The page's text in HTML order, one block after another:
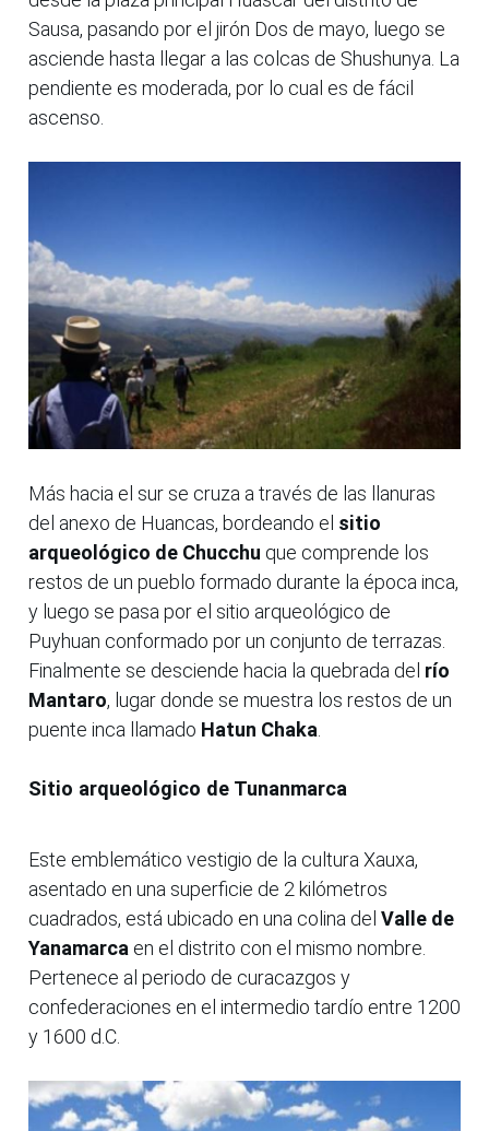
Sausa, pasando por el jirón Dos de mayo, luego se
asciende hasta llegar a las colcas de Shushunya. La
pendiente es moderada, por lo cual es de fácil
ascenso.
Más hacia el sur se cruza a través de las llanuras
del anexo de Huancas, bordeando el sitio
arqueológico de Chucchu que comprende los
restos de un pueblo formado durante la época inca,
y luego se pasa por el sitio arqueológico de
Puyhuan conformado por un conjunto de terrazas.
Finalmente se desciende hacia la quebrada del río
Mantaro, lugar donde se muestra los restos de un
puente inca llamado Hatun Chaka.
Sitio arqueológico de Tunanmarca
Este emblemático vestigio de la cultura Xauxa,
asentado en una superficie de 2 kilómetros
cuadrados, está ubicado en una colina del Valle de
Yanamarca en el distrito con el mismo nombre.
Pertenece al periodo de curacazgos y
confederaciones en el intermedio tardío entre 1200
y 1600 d.C.